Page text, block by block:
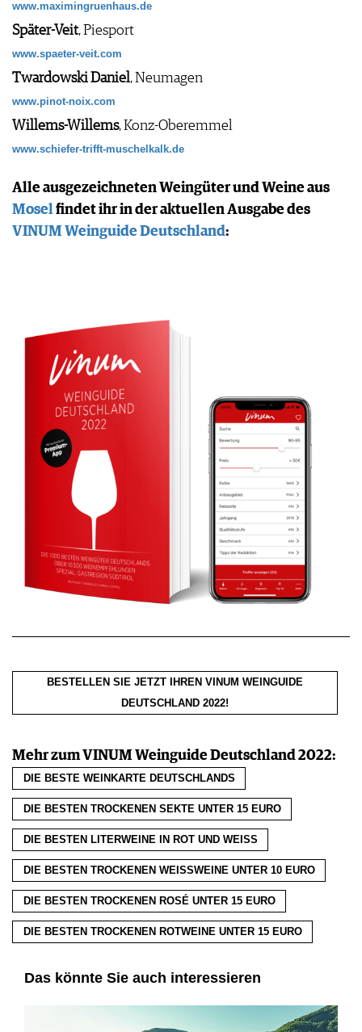
www.maximingruenhaus.de
Später-Veit, Piesport
www.spaeter-veit.com
Twardowski Daniel, Neumagen
www.pinot-noix.com
Willems-Willems, Konz-Oberemmel
www.schiefer-trifft-muschelkalk.de
Alle ausgezeichneten Weingüter und Weine aus
Moselfindet ihr in der aktuellen Ausgabe des
VINUM Weinguide Deutschland:
BESTELLEN SIE JETZT IHREN VINUM WEINGUIDE
DEUTSCHLAND 2022!
Mehr zum VINUM Weinguide Deutschland 2022:
DIE BESTE WEINKARTE DEUTSCHLANDS
DIE BESTEN TROCKENEN SEKTE UNTER 15 EURO
DIE BESTEN LITERWEINE IN ROT UND WEISS
DIE BESTEN TROCKENEN WEISSWEINE UNTER 10 EURO
DIE BESTEN TROCKENEN ROSÉ UNTER 15 EURO
DIE BESTEN TROCKENEN ROTWEINE UNTER 15 EURO
Das könnte Sie auch interessieren